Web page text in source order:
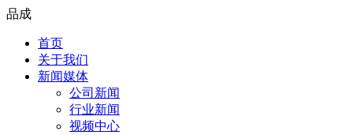
品成
首页
关于我们
新闻媒体
公司新闻
行业新闻
视频中心